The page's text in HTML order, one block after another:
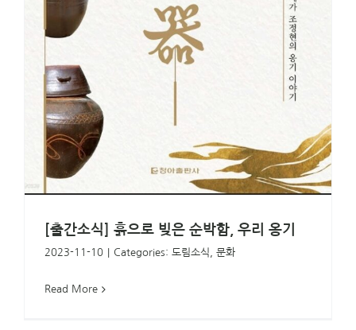
[출간소식] 흙으로 빚은 순박함, 우리 옹기
2023-11-10 Categories: 도림소식 문화
Read More